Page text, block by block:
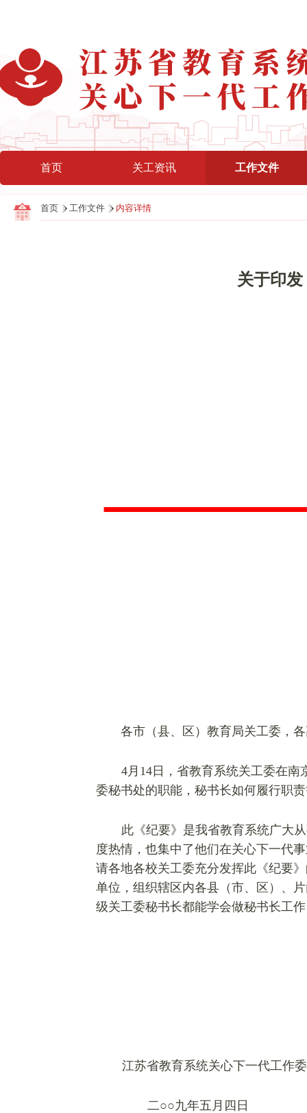
首页 关工资讯 工作文件
首页 工作文件 内容详情
关于印
各市（县、区）教育局关工委，
4 月14日，省教育系统关工委在
委秘书处的职能，秘书长如何履行职
此《纪要》是我省教育系统广大
度热情，也集中了他们在关心下一代
请各地各校关工委充分发挥此《纪要
单位，组织辖区内各县（市、区）、
级关工委秘书长都能学会做秘书长工
江苏省教育系统关心下一代工作
二○○九年五月四日